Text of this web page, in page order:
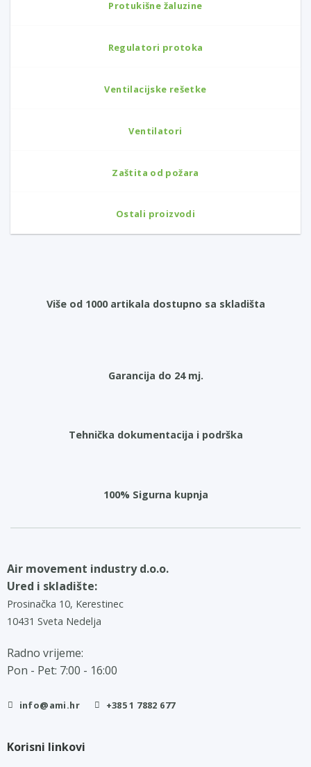
Protukišne žaluzine
Regulatori protoka
Ventilacijske rešetke
Ventilatori
Zaštita od požara
Ostali proizvodi
Više od 1000 artikala dostupno sa skladišta
Garancija do 24 mj.
Tehnička dokumentacija i podrška
100% Sigurna kupnja
Air movement industry d.o.o.
Ured i skladište:
Prosinačka 10, Kerestinec
10431 Sveta Nedelja
Radno vrijeme:
Pon - Pet: 7:00 - 16:00
info@ami.hr +385 1 7882 677
Korisni linkovi